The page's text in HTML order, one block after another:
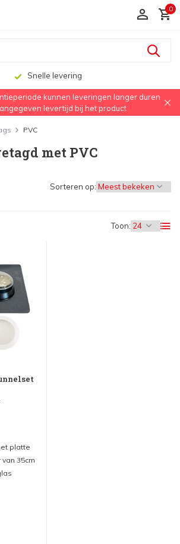
0
Snelle levering
kunnen leveringen langer duren
levertijd bij het product
PVC
met PVC
Toon:
Sorteren op:
platte
35cm